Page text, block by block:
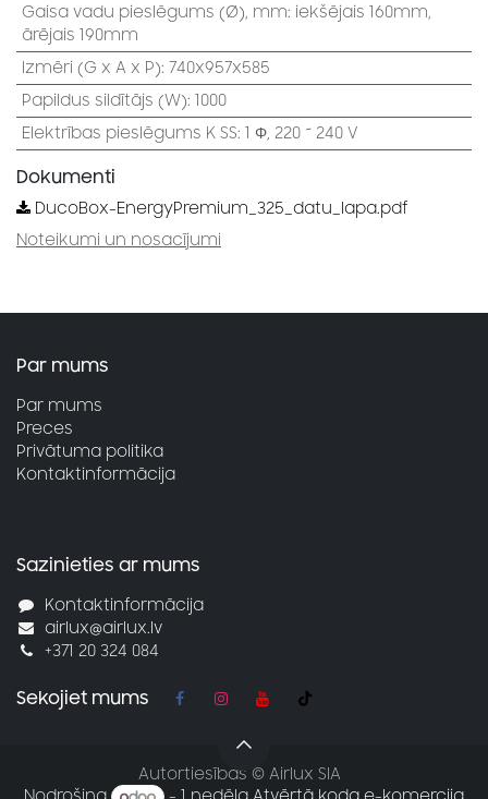
Gaisa vadu pieslēgums (Ø), mm: iekšējais 160mm,
ārējais 190mm
Izmēri (G x A x P): 740x957x585
Papildus sildītājs (W): 1000
Elektrības pieslēgums K SS: 1 Φ, 220 ~ 240 V
Dokumenti
DucoBox-EnergyPremium_325_datu_lapa.pdf
Noteikumi un nosacījumi
Par mums
Par mums
Preces
Privātuma politika
Kontaktinformācija
Sazinieties ar mums
Kontaktinformācija
airlux@airlux.lv
+371 20 324 084
Sekojiet mums
Autortiesības © Airlux SIA